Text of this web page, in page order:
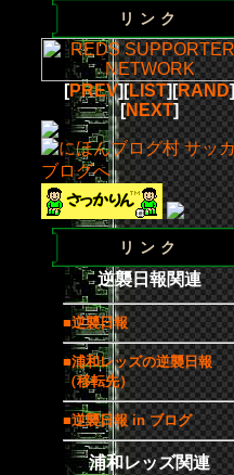
リンク
[PREV][LIST][RAND]
[NEXT]
リンク
逆襲日報関連
■逆襲日報
■浦和レッズの逆襲日報
（移転先）
■逆襲日報 in ブログ
浦和レッズ関連